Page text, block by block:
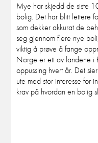
Mye har skjedd de siste
bolig. Det har blitt lettere
som dekker akkurat de
seg gjennom flere nye
viktig å prøve å fange
Norge er ett av landene i
oppussing hvert år. Det
ute med stor interesse for
krav på hvordan en bolig